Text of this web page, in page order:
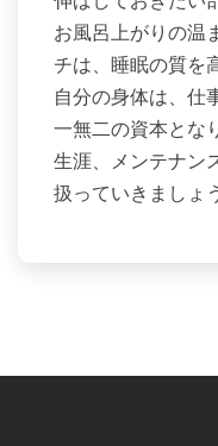
お風呂上がりの温
チは、睡眠の質を
自分の身体は、仕
一無二の資本とな
生涯、メンテナン
扱っていきましょ